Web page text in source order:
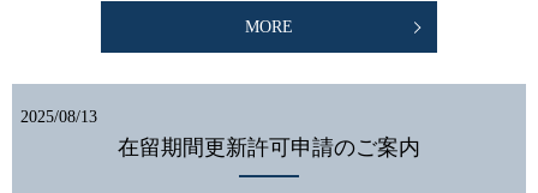
MORE
2025/08/13
在留期間更新許可申請のご案内